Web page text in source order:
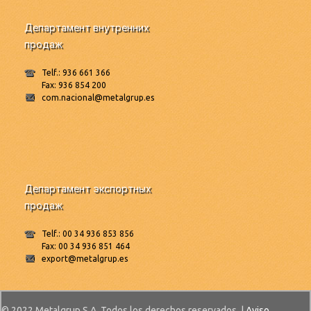
Департамент внутренних
продаж
Telf.: 936 661 366
Fax: 936 854 200
com.nacional@metalgrup.es
Департамент экспортных
продаж
Telf.: 00 34 936 853 856
Fax: 00 34 936 851 464
export@metalgrup.es